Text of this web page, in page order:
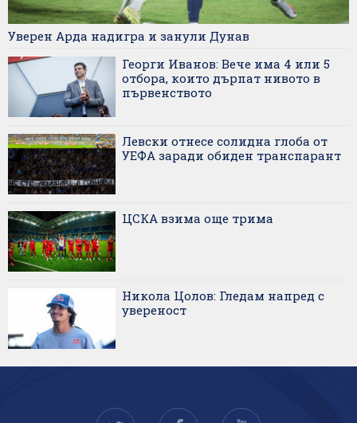
Уверен Арда надигра и занули Дунав
Георги Иванов: Вече има 4 или 5
отбора, които дърпат нивото в
първенството
Левски отнесе солидна глоба от
УЕФА заради обиден транспарант
ЦСКА взима още трима
Никола Цолов: Гледам напред с
увереност